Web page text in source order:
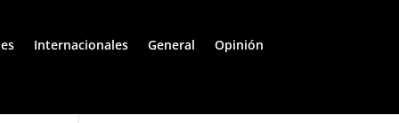
Internacionales General Opinión